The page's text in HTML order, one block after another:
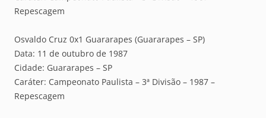
Repescagem
Osvaldo Cruz 0x1 Guararapes (Guararapes – SP)
Data: 11 de outubro de 1987
Cidade: Guararapes – SP
Caráter: Campeonato Paulista – 3ª Divisão – 1987 –
Repescagem